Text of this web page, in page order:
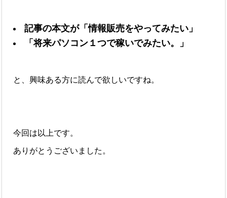
記事の本文が「情報販売をやってみたい」
「将来パソコン１つで稼いでみたい。」
と、興味ある方に読んで欲しいですね。
今回は以上です。
ありがとうございました。